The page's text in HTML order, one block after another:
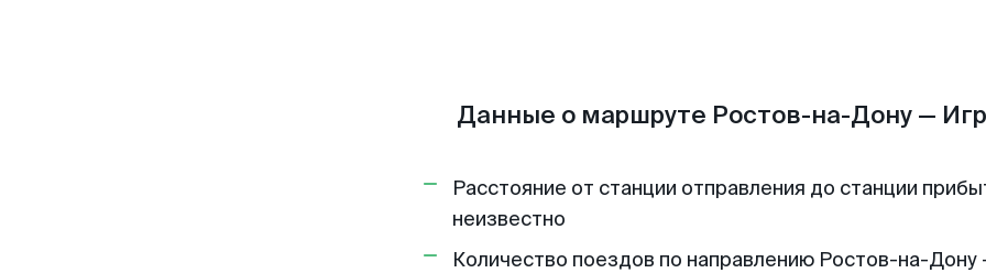
Данные о маршруте Ростов-на-Дону —
Расстояние от станции отправления до станции
неизвестно
Количество поездов по направлению Ростов-на-Дону